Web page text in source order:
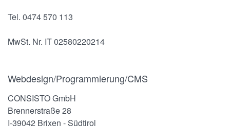
Tel. 0474 570 113
MwSt. Nr. IT 02580220214
Webdesign/Programmierung/CMS
CONSISTO GmbH
Brennerstraße 28
I-39042 Brixen - Südtirol